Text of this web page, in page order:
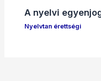
A nyelvi
Nyelvtan érettségi